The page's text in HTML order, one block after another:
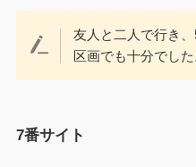
友人と二人で行き
区画でも十分でした
7番サイト